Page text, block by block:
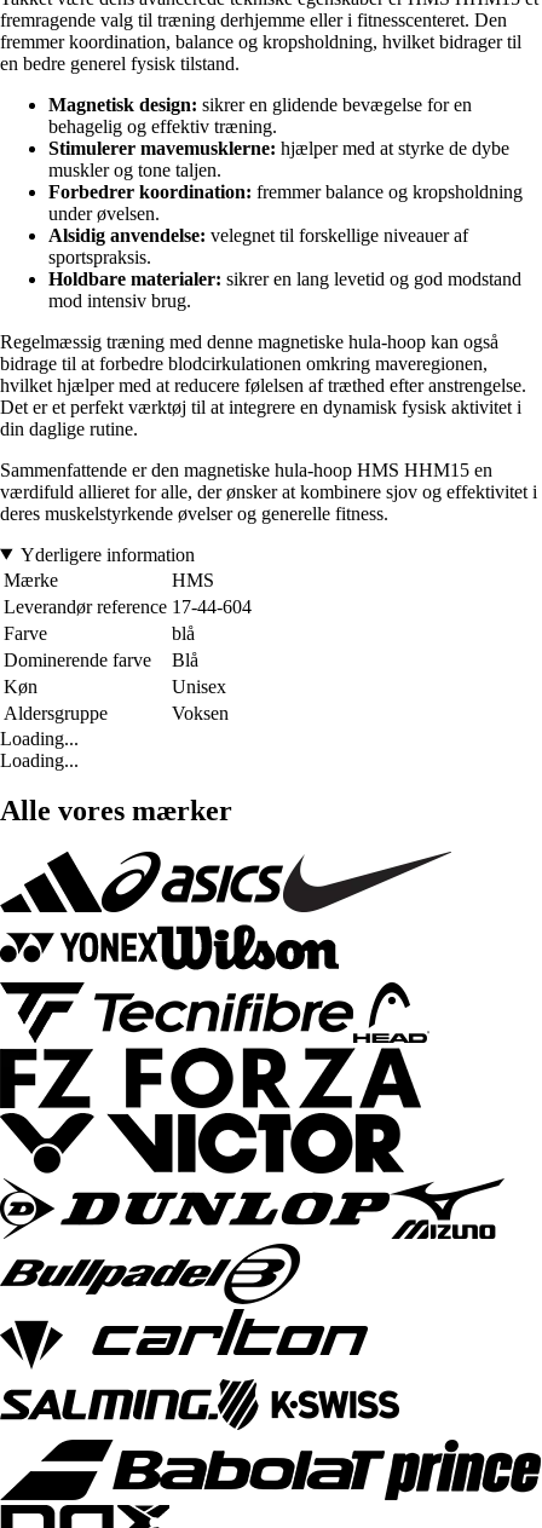
fremragende valg til træning derhjemme eller i fitnesscenteret. Den
fremmer koordination, balance og kropsholdning, hvilket bidrager til
en bedre generel fysisk tilstand.
Magnetisk design: sikrer en glidende bevægelse for en
behagelig og effektiv træning.
Stimulerer mavemusklerne: hjælper med at styrke de dybe
muskler og tone taljen.
Forbedrer koordination: fremmer balance og kropsholdning
under øvelsen.
Alsidig anvendelse: velegnet til forskellige niveauer af
sportspraksis.
Holdbare materialer: sikrer en lang levetid og god modstand
mod intensiv brug.
Regelmæssig træning med denne magnetiske hula-hoop kan også
bidrage til at forbedre blodcirkulationen omkring maveregionen,
hvilket hjælper med at reducere følelsen af træthed efter anstrengelse.
Det er et perfekt værktøj til at integrere en dynamisk fysisk aktivitet i
din daglige rutine.
Sammenfattende er den magnetiske hula-hoop HMS HHM15 en
værdifuld allieret for alle, der ønsker at kombinere sjov og effektivitet i
deres muskelstyrkende øvelser og generelle fitness.
Yderligere information
Mærke
HMS
Leverandør reference 17-44-604
Farve
blå
Dominerende farve
Blå
Køn
Unisex
Aldersgruppe
Voksen
Loading...
Loading...
Alle vores mærker